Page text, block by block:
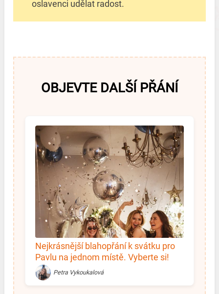
oslavenci udělat radost.
OBJEVTE DALŠÍ PŘÁNÍ
Nejkrásnější blahopřání k svátku pro
Pavlu na jednom místě. Vyberte si!
Petra Vykoukalová